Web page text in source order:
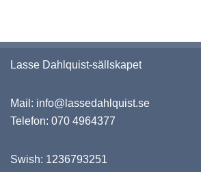
Lasse Dahlquist-sällskapet
Mail: info@lassedahlquist.se
Telefon: 070 4964377
Swish: 1236793251